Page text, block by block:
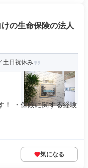
の生命保険の法人
土日祝休み
！ ・保険に関する経験
気になる